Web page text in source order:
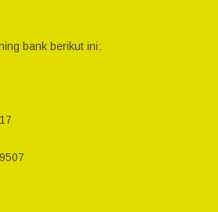
bank berikut ini: